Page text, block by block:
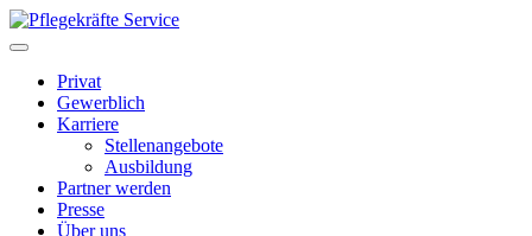
Privat
Gewerblich
Karriere
Stellenangebote
Ausbildung
Partner werden
Presse
Über uns